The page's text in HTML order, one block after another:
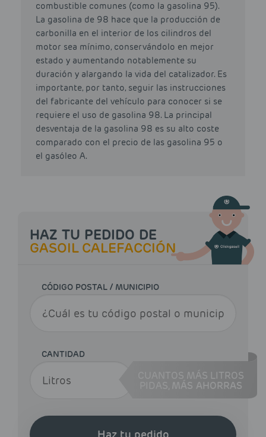
combustible comunes (como la gasolina 95).
La gasolina de 98 hace que la producción de
carbonilla en el interior de los cilindros del
motor sea mínimo, conservándolo en mejor
estado y aumentando notablemente su
duración y alargando la vida del catalizador. Es
importante, por tanto, seguir las instrucciones
del fabricante del vehículo para conocer si se
requiere el uso de gasolina 98. La principal
desventaja de la gasolina 98 es su alto coste
comparado con el precio de las gasolina 95 o
el gasóleo A.
HAZ TU PEDIDO DE
GASOIL CALEFACCIÓN
CÓDIGO POSTAL / MUNICIPIO
CANTIDAD
CUANTOS MÁS LITROS
MÁS AHORRAS